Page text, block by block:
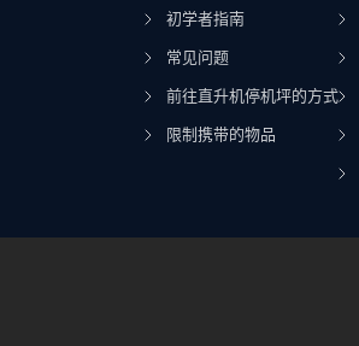
初学者指南
常见问题
前往直升机停机坪的方式
限制携带的物品